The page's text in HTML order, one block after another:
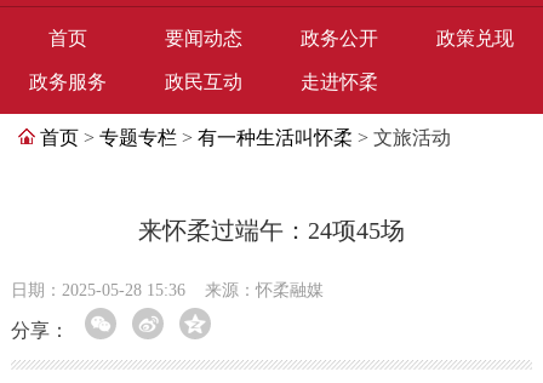
首页 要闻动态 政务公开 政策兑现
政务服务 政民互动 走进怀柔
首页 > 专题专栏 > 有一种生活叫怀柔 > 文旅活动
来怀柔过端午：24项45场
日期：2025-05-28 15:36 来源：怀柔融媒
分享：